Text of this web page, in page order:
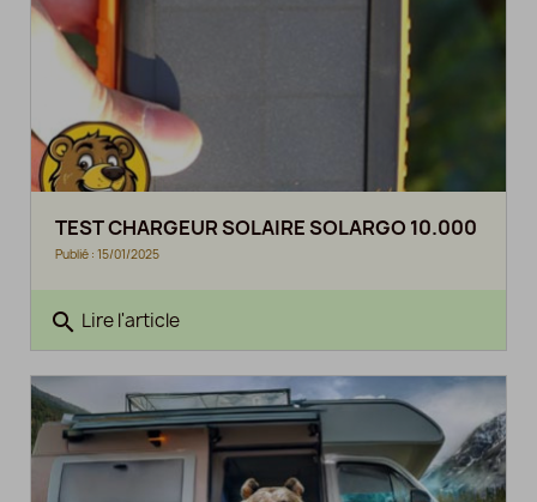
TEST CHARGEUR SOLAIRE SOLARGO 10.000
Publié : 15/01/2025
search Lire l'article